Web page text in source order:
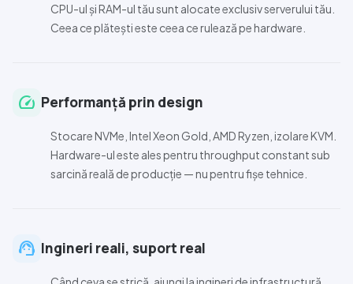
CPU-ul și RAM-ul tău sunt alocate exclusiv serverului tău.
Ceea ce plătești este ceea ce rulează pe hardware.
speed Performanță prin design
StocareNVMe Intel Xeon Gold AMD Ryzen , izolareKVM
Hardware-ul este ales pentru throughput constant sub
sarcină reală de producție — nu pentru fișe tehnice.
support_agent Ingineri reali, suport real